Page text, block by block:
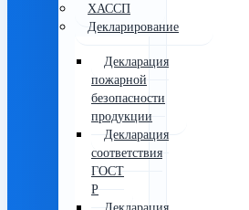
ХАССП
Декларирование
Декларация
пожарной
безопасности
продукции
Декларация
соответствия
ГОСТ
Р